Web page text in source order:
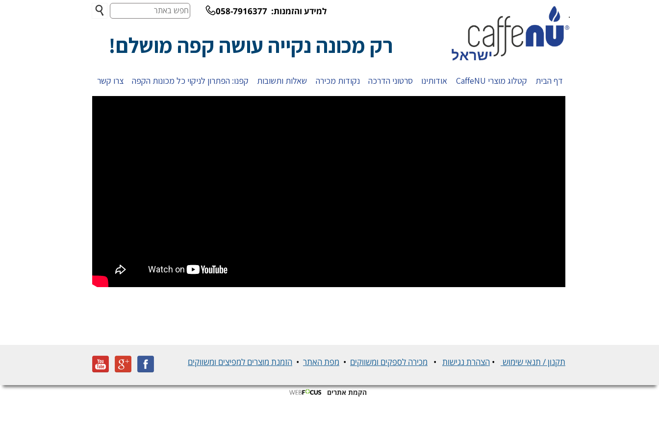
למידע והזמנות: 058-7916377 .
דף הבית קטלוג מוצרי CaffeNU אודותינו סרטוני הדרכה נקודות מכירה שאלות ותשובות קפנו: הפתרון לניקוי כל מכונות הקפה צרו קשר
חפש
באתר
רק מכונה נקייה עושה קפה מושלם!
תקנון / תנאי שימוש • הצהרת נגישות • מכירה לספקים ומשווקים • מפת האתר • הזמנת מוצרים למפיצים ומשווקים
הקמת אתרים